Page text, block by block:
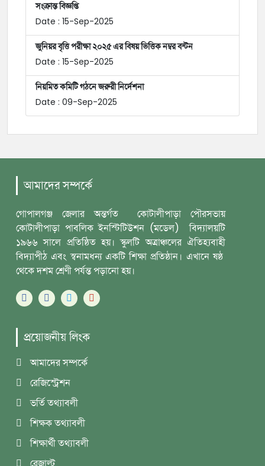
সংক্রান্ত বিজ্ঞপ্তি
Date : 15-Sep-2025
জুনিয়র বৃত্তি পরীক্ষা ২০২৫ এর বিষয় ভিত্তিক নম্বর বন্টন
Date : 15-Sep-2025
নিয়মিত কমিটি গঠনে জরুরী নির্দেশনা
Date : 09-Sep-2025
আমাদের সম্পর্কে
গোপালগঞ্জ জেলার অন্তর্গত কোটালীপাড়া পৌরসভায়
কোটালীপাড়া পাবলিক ইনস্টিটিউশন (মডেল) বিদ্যালয়টি
১৯৬৬ সালে প্রতিষ্ঠিত হয়। স্কুলটি অত্রাঞ্চলের ঐতিহ্যবাহী
বিদ্যাপীঠ এবং স্বনামধন্য একটি শিক্ষা প্রতিষ্ঠান। এখানে ষষ্ঠ
থেকে দশম শ্রেণী পর্যন্ত পড়ানো হয়।
প্রয়োজনীয় লিংক
আমাদের সম্পর্কে
রেজিস্ট্রেশন
ভর্তি তথ্যাবলী
শিক্ষক তথ্যাবলী
শিক্ষার্থী তথ্যাবলী
রেজাল্ট